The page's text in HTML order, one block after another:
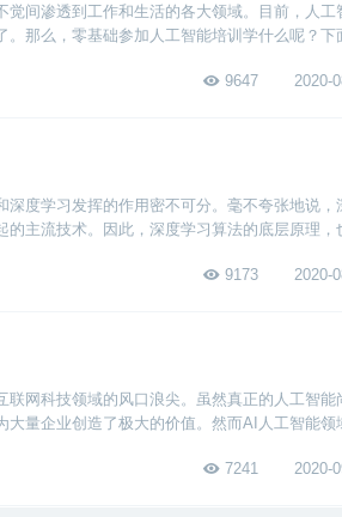
间渗透到工作和生活的各大领域。目前，人工
那么，零基础参加人工智能培训学什么呢？下
9647
2020-
度学习发挥的作用密不可分。毫不夸张地说，
主流技术。因此，深度学习算法的底层原理，
9173
2020-
网科技领域的风口浪尖。虽然真正的人工智能
量企业创造了极大的价值。然而AI人工智能领
7241
2020-